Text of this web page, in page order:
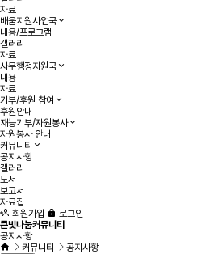
자료
배움지원사업국
내용/프로그램
갤러리
자료
사무행정지원국
내용
자료
기부/후원 참여
후원안내
재능기부/자원봉사
자원봉사 안내
커뮤니티
공지사항
갤러리
도서
보고서
자료집
회원가입
로그인
큰빛나눔커뮤니티
공지사항
커뮤니티
공지사항